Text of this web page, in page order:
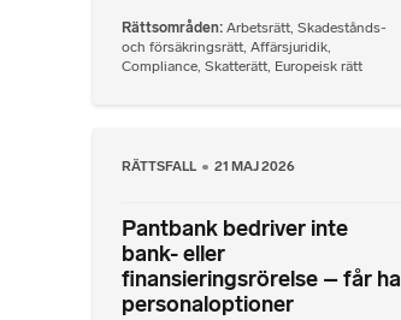
Rättsområden Arbetsrätt, Skadestånds-
och försäkringsrätt, Affärsjuridik,
Compliance, Skatterätt, Europeisk rätt
RÄTTSFALL 21 MAJ 2026
Pantbank bedriver inte
bank- eller
finansieringsrörelse – får ha
personaloptioner